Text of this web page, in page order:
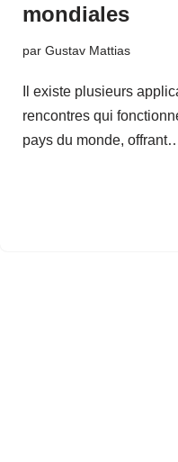
mondiales
par Gustav Mattias
Il existe plusieurs
rencontres qui
pays du monde,